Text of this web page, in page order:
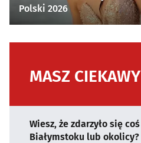
Polski 2026
MASZ
Wiesz, że zdarzyło się
Białymstoku lub okolicy?